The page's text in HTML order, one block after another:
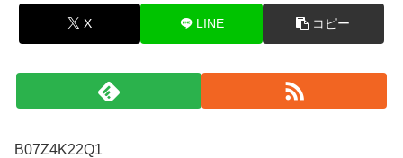
X LINE コピー
B07Z4K22Q1